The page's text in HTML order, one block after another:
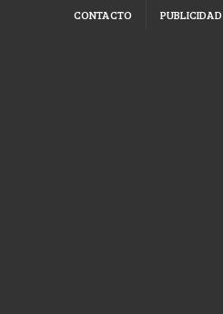
CONTACTO PUBLICIDAD